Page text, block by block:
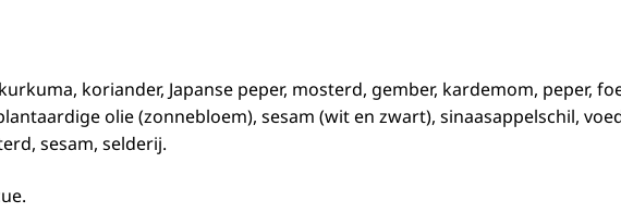
koriander, Japanse peper, mosterd, gember, kardemom, peper,
olie (zonnebloem), sesam (wit en zwart), sinaasappelschil,
sesam, selderij.